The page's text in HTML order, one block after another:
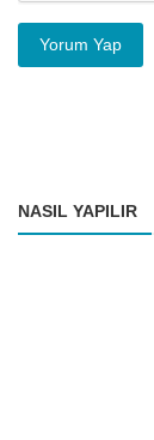
Yorum Yap
NASIL YAPILIR